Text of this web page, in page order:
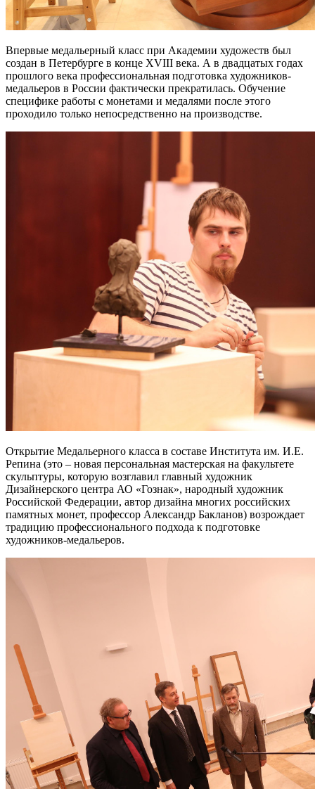
Впервые медальерный класс при Академии художеств был
создан в Петербурге в конце XVIII века. А в двадцатых годах
прошлого века профессиональная подготовка художников-
медальеров в России фактически прекратилась. Обучение
специфике работы с монетами и медалями после этого
проходило только непосредственно на производстве.
Открытие Медальерного класса в составе Института им. И.Е.
Репина (это – новая персональная мастерская на факультете
скульптуры, которую возглавил главный художник
Дизайнерского центра АО «Гознак», народный художник
Российской Федерации, автор дизайна многих российских
памятных монет, профессор Александр Бакланов) возрождает
традицию профессионального подхода к подготовке
художников-медальеров.